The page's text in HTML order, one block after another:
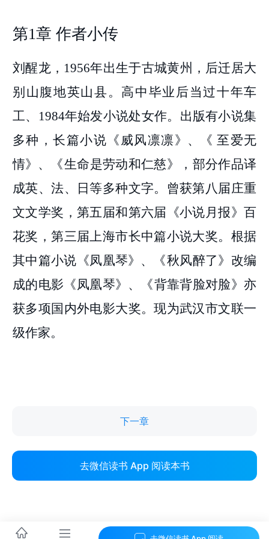
第1章 作者小传
下一章
去微信读书 App 阅读本书